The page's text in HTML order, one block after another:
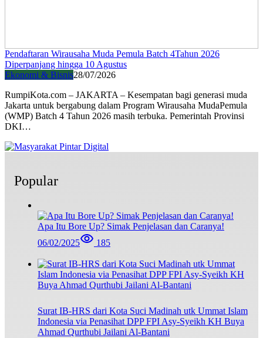
Pendaftaran Wirausaha Muda Pemula Batch 4Tahun 2026
Diperpanjang hingga 10 Agustus
Ekonomi & Bisnis28/07/2026
RumpiKota.com – JAKARTA – Kesempatan bagi generasi muda
Jakarta untuk bergabung dalam Program Wirausaha MudaPemula
(WMP) Batch 4 Tahun 2026 masih terbuka. Pemerintah Provinsi
DKI…
Popular
Apa Itu Bore Up? Simak Penjelasan dan Caranya!
06/02/2025
185
Surat IB-HRS dari Kota Suci Madinah utk Ummat Islam
Indonesia via Penasihat DPP FPI Asy-Syeikh KH Buya
Ahmad Qurthubi Jailani Al-Bantani